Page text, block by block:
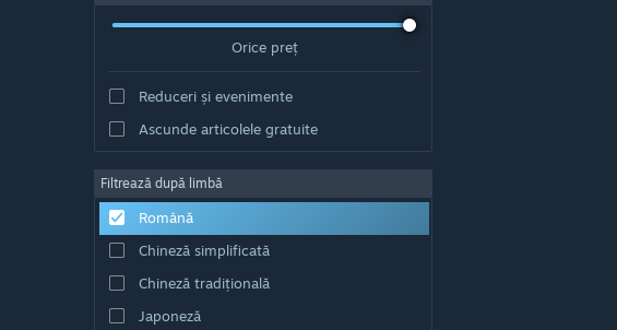
Orice preț
Reduceri și evenimente
Ascunde articolele gratuite
Filtrează după limbă
Română
Chineză simplificată
Chineză tradițională
Japoneză